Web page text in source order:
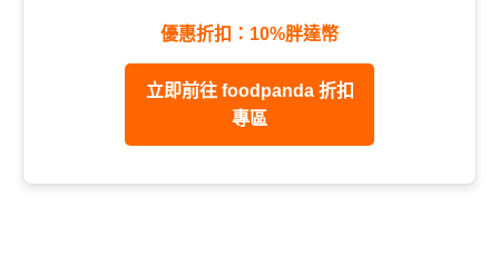
優惠折扣：10%胖達幣
立即前往 foodpanda 折扣
專區